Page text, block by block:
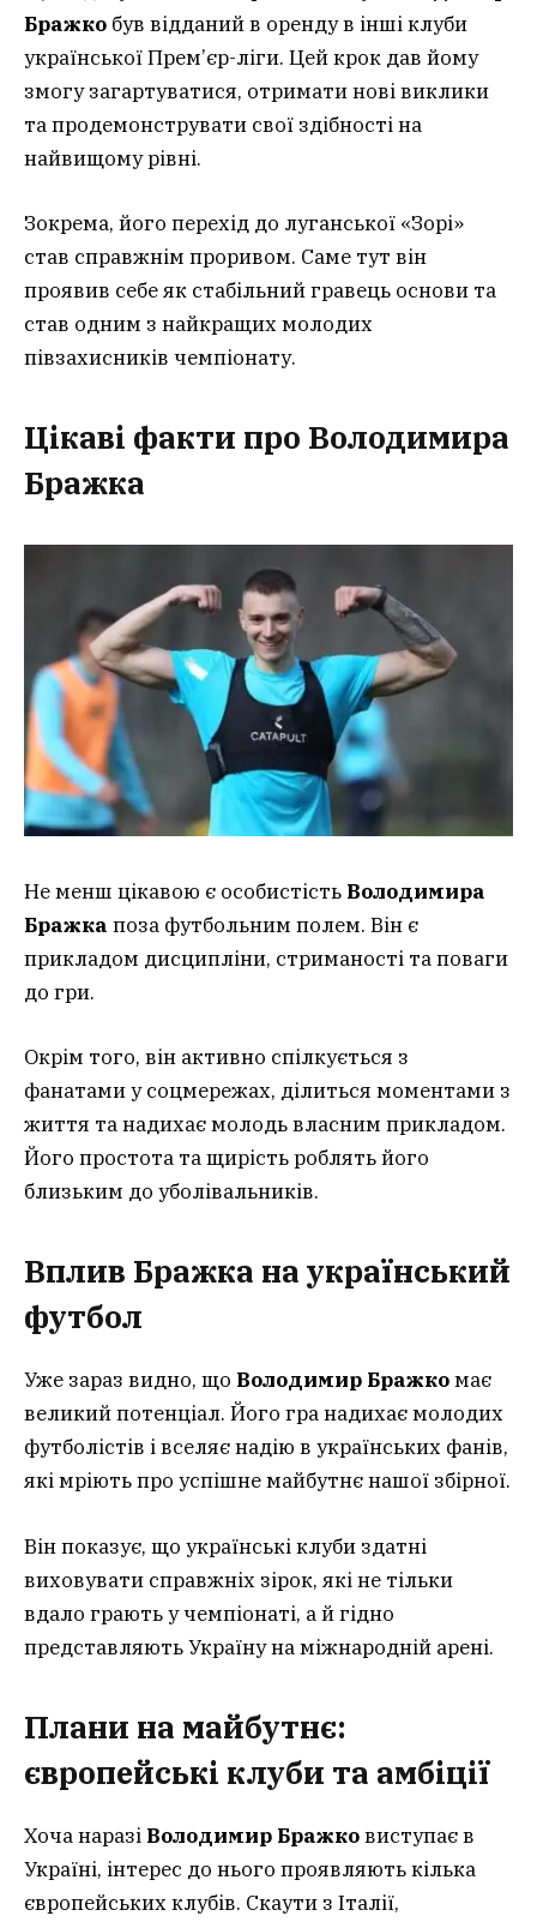
Бражко був відданий в оренду в інші клуби
української Прем’єр-ліги. Цей крок дав йому
змогу загартуватися, отримати нові виклики
та продемонструвати свої здібності на
найвищому рівні.
Зокрема, його перехід до луганської «Зорі»
став справжнім проривом. Саме тут він
проявив себе як стабільний гравець основи та
став одним з найкращих молодих
півзахисників чемпіонату.
Цікаві факти про Володимира
Бражка
Не менш цікавою є особистість Володимира
Бражка поза футбольним полем. Він є
прикладом дисципліни, стриманості та поваги
до гри.
Окрім того, він активно спілкується з
фанатами у соцмережах, ділиться моментами з
життя та надихає молодь власним прикладом.
Його простота та щирість роблять його
близьким до уболівальників.
Вплив Бражка на український
футбол
Уже зараз видно, що Володимир Бражкомає
великий потенціал. Його гра надихає молодих
футболістів і вселяє надію в українських фанів,
які мріють про успішне майбутнє нашої збірної.
Він показує, що українські клуби здатні
виховувати справжніх зірок, які не тільки
вдало грають у чемпіонаті, а й гідно
представляють Україну на міжнародній арені.
Плани на майбутнє:
європейські клуби та амбіції
Хоча наразі Володимир Бражковиступає в
Україні, інтерес до нього проявляють кілька
європейських клубів. Скаути з Італії,